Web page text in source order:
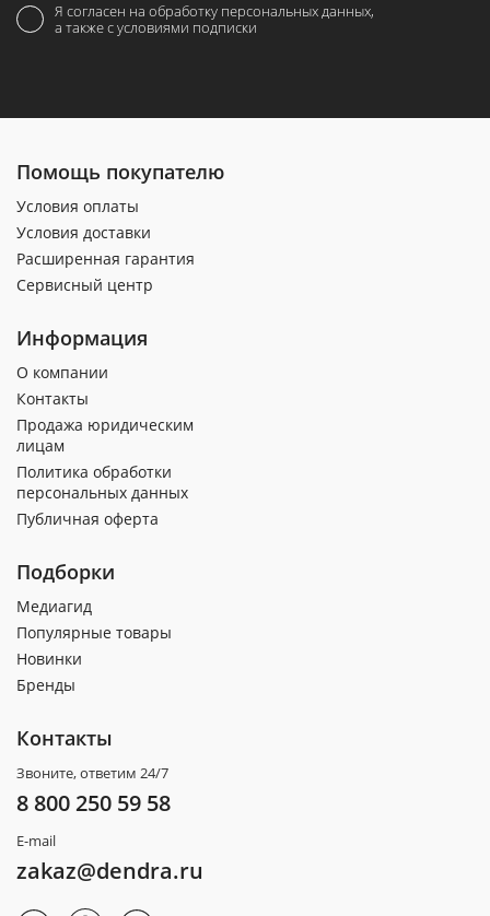
Я согласен на обработку персональных данных,
а также с условиями подписки
Помощь покупателю
Условия оплаты
Условия доставки
Расширенная гарантия
Сервисный центр
Информация
О компании
Контакты
Продажа юридическим
лицам
Политика обработки
персональных данных
Публичная оферта
Подборки
Медиагид
Популярные товары
Новинки
Бренды
Контакты
Звоните, ответим 24/7
8 800 250 59 58
E-mail
zakaz@dendra.ru